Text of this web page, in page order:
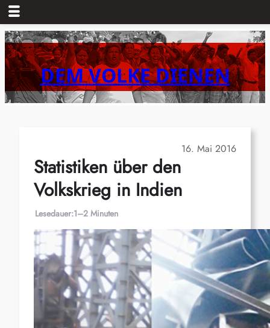
Zum
Inhalt
springenDEM VOLKE DIENEN
16. Mai 2016
Statistiken über den
Volkskrieg in Indien
Lesedauer:1–2 Minuten